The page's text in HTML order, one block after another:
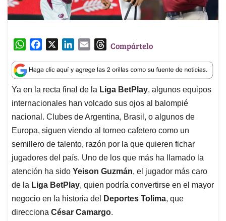
W
a
t
s
A
p
p
c
e
b
o
o
k
n
k
e
d
I
n
a
i
l
T
r
e
a
d
s
Compártelo
Ya en la recta final de la Liga BetPlay, algunos equipos
internacionales han volcado sus ojos al balompié
nacional. Clubes de Argentina, Brasil, o algunos de
Europa, siguen viendo al torneo cafetero como un
semillero de talento, razón por la que quieren fichar
jugadores del país. Uno de los que más ha llamado la
atención ha sido Yeison Guzmán, el jugador más caro
de la Liga BetPlay, quien podría convertirse en el mayor
negocio en la historia del
Deportes Tolima, que
direcciona César Camargo.